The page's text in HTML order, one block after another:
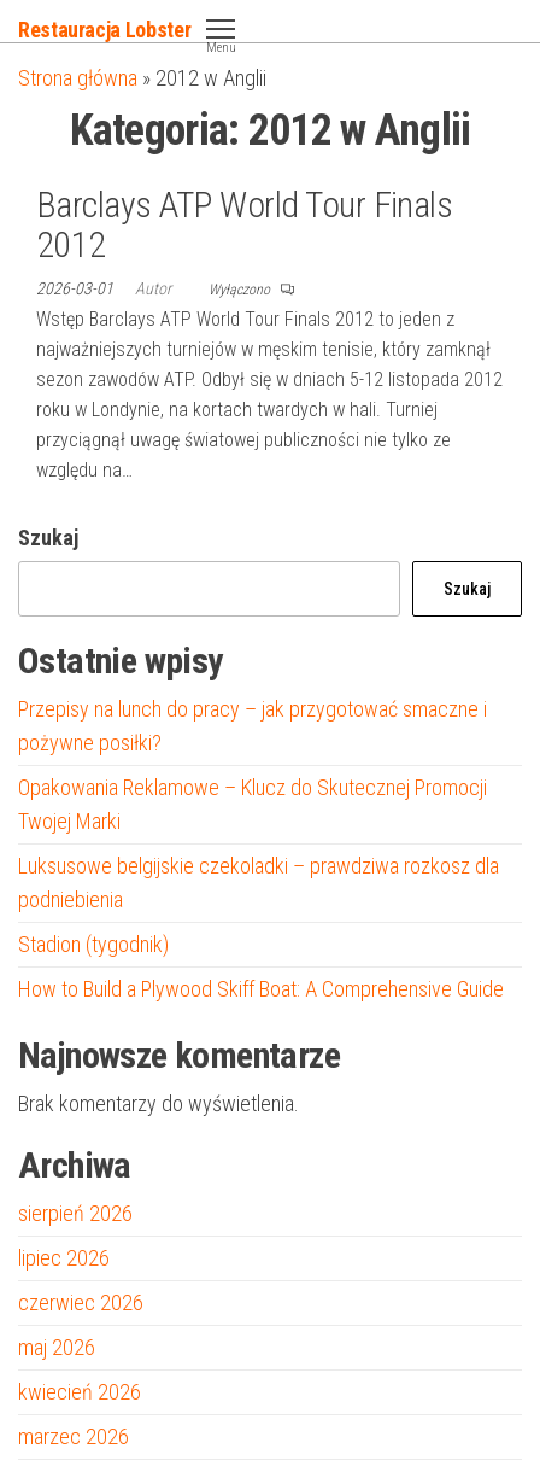
do
treści
Restauracja Lobster
Menu
Strona główna » 2012 w Anglii
Kategoria: 2012 w Anglii
Barclays ATP World Tour Finals
2012
2026-03-01 Autor Wyłączono
Wstęp Barclays ATP World Tour Finals 2012 to jeden z
najważniejszych turniejów w męskim tenisie, który zamknął
sezon zawodów ATP. Odbył się w dniach 5-12 listopada 2012
roku w Londynie, na kortach twardych w hali. Turniej
przyciągnął uwagę światowej publiczności nie tylko ze
względu na…
Szukaj
Szukaj
Ostatnie wpisy
Przepisy na lunch do pracy – jak przygotować smaczne i
pożywne posiłki?
Opakowania Reklamowe – Klucz do Skutecznej Promocji
Twojej Marki
Luksusowe belgijskie czekoladki – prawdziwa rozkosz dla
podniebienia
Stadion (tygodnik)
How to Build a Plywood Skiff Boat: A Comprehensive Guide
Najnowsze komentarze
Brak komentarzy do wyświetlenia.
Archiwa
sierpień 2026
lipiec 2026
czerwiec 2026
maj 2026
kwiecień 2026
marzec 2026